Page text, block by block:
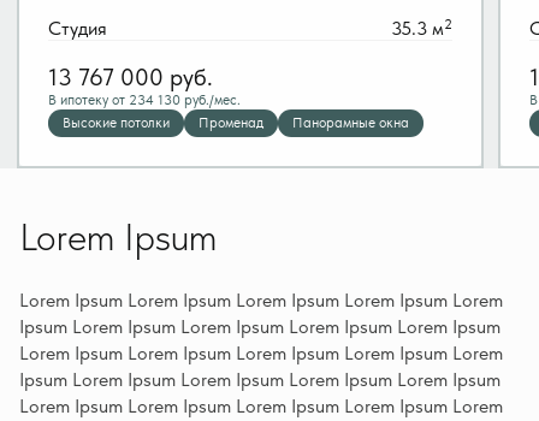
Студия 35.3 м2
13 767 000 руб.
В ипотеку от 234 130 руб./мес.
Высокие потолки
Променад Панорамные окна
Lorem Ipsum
Lorem Ipsum Lorem Ipsum Lorem Ipsum Lorem Ipsum Lorem
Ipsum Lorem Ipsum Lorem Ipsum Lorem Ipsum Lorem Ipsum
Lorem Ipsum Lorem Ipsum Lorem Ipsum Lorem Ipsum Lorem
Ipsum Lorem Ipsum Lorem Ipsum Lorem Ipsum Lorem Ipsum
Lorem Ipsum Lorem Ipsum Lorem Ipsum Lorem Ipsum Lorem